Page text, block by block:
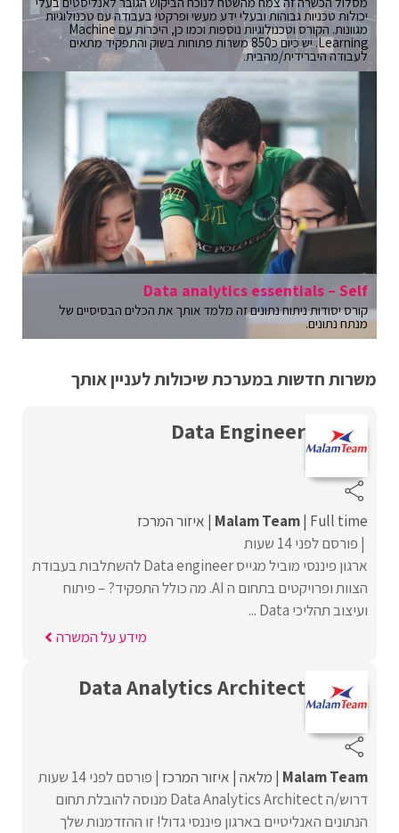
יכולות טכניות גבוהות ובעלי ידע מעשי ופרקטי בעבודה עם טכנולוגיות
מגוונות. הקורס וטכנולוגיות נוספות וכמו כן, היכרות עם Machine
Learning. יש כיום כ850 משרות פתוחות בשוק והתפקיד מתאים
לעבודה היברידית/מהבית.
Data analytics essentials – Self
קורס יסודות ניתוח נתונים זה מלמד אותך את הכלים הבסיסיים של
מנתח נתונים.
משרות חדשות במערכת שיכולות לעניין אותך
Data Engineer
Malam Team Full time
איזור המרכז
פורסם לפני 14 שעות
ארגון פיננסי מוביל מגייס Data engineer להשתלבות בעבודת
הצוות ופרויקטים בתחום ה AI. מה כולל התפקיד? – פיתוח
ועיצוב תהליכי Data ...
מידע על המשרה
Data Analytics Architect
Malam Team מלאה איזור המרכז פורסם לפני 14 שעות
דרוש/ה Data Analytics Architect מנוסה להובלת תחום
הנתונים האנליטיים בארגון פיננסי גדול! זו ההזדמנות שלך